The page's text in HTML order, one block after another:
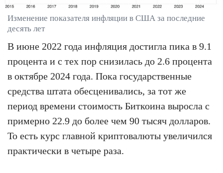
Изменение показателя инфляции в США за последние
десять лет
В июне 2022 года инфляция достигла пика в 9.1
процента и с тех пор снизилась до 2.6 процента
в октябре 2024 года. Пока государственные
средства штата обесценивались, за тот же
период времени стоимость Биткоина выросла с
примерно 22.9 до более чем 90 тысяч долларов.
То есть курс главной криптовалюты увеличился
практически в четыре раза.